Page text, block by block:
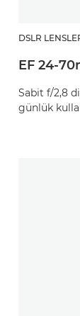
DSLR
EF 24-
Sabit f/2,8
günlük